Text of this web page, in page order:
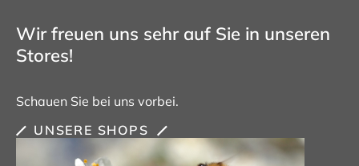
Wir freuen uns sehr auf Sie in unseren
Stores!
Schauen Sie bei uns vorbei.
UNSERE SHOPS